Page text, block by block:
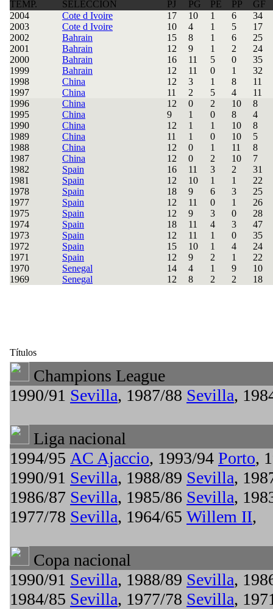
TEMP. SELECCIÓN PJ PG PE PP
GF
2004
Cote d Ivoire 17 10 1 6
34
2003
Cote d Ivoire 10 4 1 5
17
2002
Bahrain 15 8 1 6
25
2001
Bahrain 12 9 1 2
24
2000
Bahrain 16 11 5 0
35
1999
Bahrain 12 11 0 1
32
1998
China 12 3 1 8
11
1997
China 11 2 5 4
11
1996
China 12 0 2 10
8
1995
China 9 1 0 8
4
1990
China 12 1 1 10
8
1989
China 11 1 0 10
5
1988
China 12 0 1 11
8
1987
China 12 0 2 10
7
1982
Spain 16 11 3 2
31
1981
Spain 12 10 1 1
22
1978
Spain 18 9 6 3
25
1977
Spain 12 11 0 1
26
1975
Spain 12 9 3 0
28
1974
Spain 18 11 4 3
47
1973
Spain 12 11 1 0
35
1972
Spain 15 10 1 4
24
1971
Spain 12 9 2 1
22
1970
Senegal 14 4 1 9
10
1969
Senegal 12 8 2 2 18
Títulos
Champions League
1990/91 Sevilla, 1987/88 Sevilla,
Liga nacional
1994/95 AC Ajaccio, 1993/94 Porto,
1990/91 Sevilla, 1988/89 Sevilla,
1986/87 Sevilla, 1985/86 Sevilla,
1977/78 Sevilla, 1964/65 Willem II,
Copa nacional
1990/91 Sevilla, 1988/89 Sevilla,
1984/85 Sevilla, 1977/78 Sevilla,